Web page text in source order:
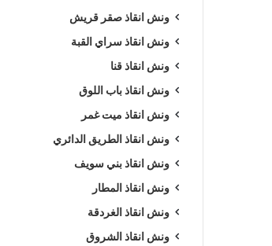
ونش انقاذ صقر قريش
ونش انقاذ سراي القبة
ونش انقاذ قنا
ونش انقاذ باب اللوق
ونش انقاذ ميت غمر
ونش انقاذ الطريق الدائري
ونش انقاذ بني سويف
ونش انقاذ المطار
ونش انقاذ الغردقة
ونش انقاذ الشروق